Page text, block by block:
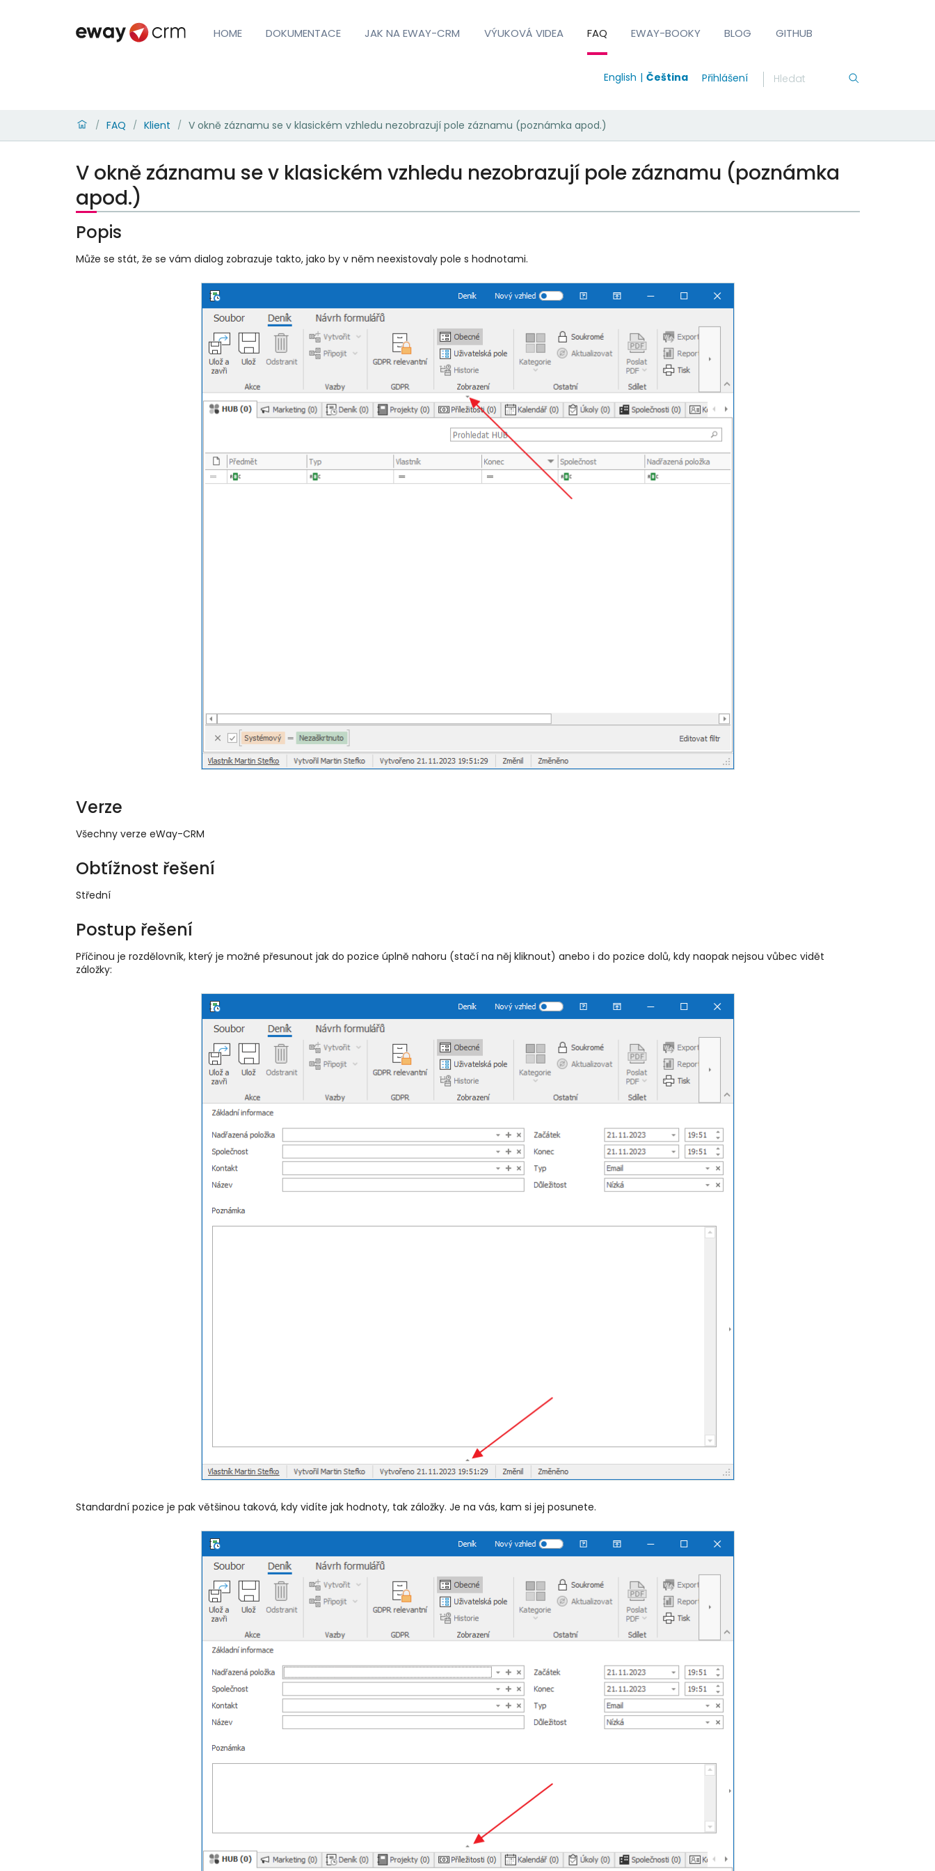
HOME DOKUMENTACE JAK NA EWAY-CRM VÝUKOVÁ VIDEA FAQ EWAY-BOOKY BLOG GITHUB
English Čeština Přihlášení
/ FAQ / Klient / V okně záznamu se v klasickém vzhledu nezobrazují pole záznamu (poznámka apod.)
V okně záznamu se v klasickém vzhledu nezobrazují pole záznamu (poznámka
apod.)
Popis
Může se stát, že se vám dialog zobrazuje takto, jako by v něm neexistovaly pole s hodnotami.
Verze
Všechny verze eWay-CRM
Obtížnost řešení
Střední
Postup řešení
Příčinou je rozdělovník, který je možné přesunout jak do pozice úplně nahoru (stačí na něj kliknout) anebo i do pozice dolů, kdy naopak nejsou vůbec vidět
záložky:
Standardní pozice je pak většinou taková, kdy vidíte jak hodnoty, tak záložky. Je na vás, kam si jej posunete.